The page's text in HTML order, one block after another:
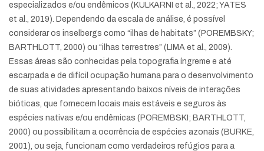
especializados e/ou endêmicos (KULKARNI et al., 2022; YATES
et al., 2019). Dependendo da escala de análise, é possível
considerar os inselbergs como “ilhas de habitats” (POREMBSKY;
BARTHLOTT, 2000) ou “ilhas terrestres” (LIMA et al., 2009).
Essas áreas são conhecidas pela topografia íngreme e até
escarpada e de difícil ocupação humana para o desenvolvimento
de suas atividades apresentando baixos níveis de interações
bióticas, que fornecem locais mais estáveis e seguros às
espécies nativas e/ou endêmicas (POREMBSKI; BARTHLOTT,
2000) ou possibilitam a ocorrência de espécies azonais (BURKE,
2001), ou seja, funcionam como verdadeiros refúgios para a